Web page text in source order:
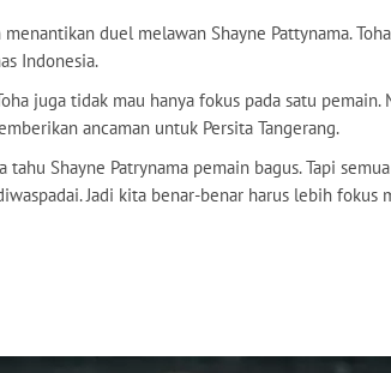
duel melawan Shayne Pattynama.
Indonesia.
juga tidak mau hanya fokus pada satu
ancaman untuk Persita Tangerang.
tahu Shayne Patrynama pemain bagus. Tapi
Jadi kita benar-benar harus lebih fokus